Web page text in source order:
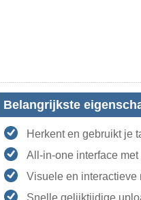
Belangrijkste
Herkent en gebruikt je
All-in-one interface
Visuele en interactieve
Snelle gelijktijdige